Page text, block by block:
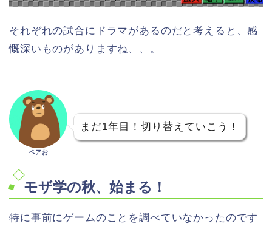
それぞれの試合にドラマがあるのだと考えると、感
慨深いものがありますね、、。
ベアお
まだ1年目！切り替えていこう！
モザ学の秋、始まる！
特に事前にゲームのことを調べていなかったのです